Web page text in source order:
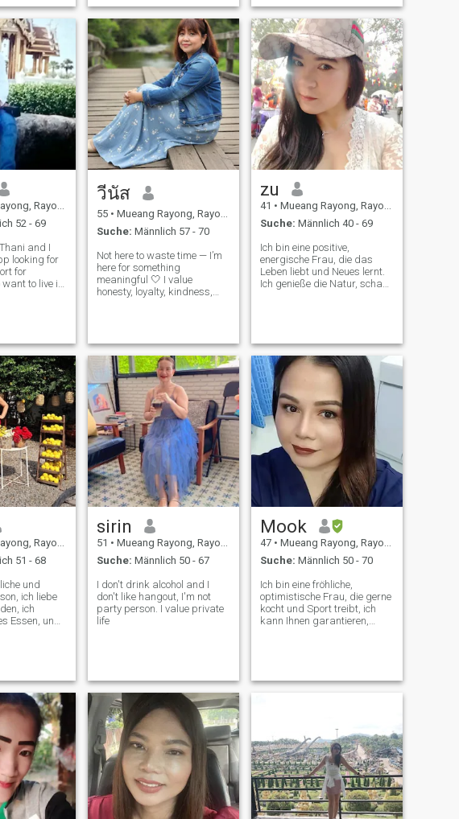
fulfillment
zu Hause zu kochen, die
Natur zu erkunden und einen
guten Lachen zu teilen. Ich
bin nicht hier für Spiele; ich
bin auf der Suche nach
einem Partner, mit dem ich
eine Zukunft aufbauen kann,
jemand, der bereit ist,
zusammen zu wachsen und
Gefühlsmäßig und finanziell
gesehen. Wenn du nach einer
guten Frau suchst. Lass uns
einander besser
kennenlernen.
treffen und ihn mit mir
glücklich zu machen.
Rayong, Thailand
52 - 69
and I
looking for
for
to live in
like me, fee
วีนัส
55 • Mueang Rayong, Rayong, Thailand
Suche: Männlich 57 - 70
Not here to waste time — I’m
here for something
meaningful 🤍 I value
honesty, loyalty, kindness,
is ready
zu
41 • Mueang Rayong, Rayong, Thailand
Suche: Männlich 40 - 69
Ich bin eine positive,
energische Frau, die das
Leben liebt und Neues lernt.
Ich genieße die Natur, schaue
eine zukünftige
Partnerschaft.
Rayong, Thailand
51 - 68
und
ich liebe
ich
Essen, und
sirin
51 • Mueang Rayong, Rayong, Thailand
Suche: Männlich 50 - 67
I don't drink alcohol and I
don't like hangout, I'm not
party person. I value private
life
Mook
47 • Mueang Rayong, Rayong, Thailand
Suche: Männlich 50 - 70
Ich bin eine fröhliche,
optimistische Frau, die gerne
kocht und Sport treibt, ich
kann Ihnen garantieren,
(Krankenschwester) Ich lebe